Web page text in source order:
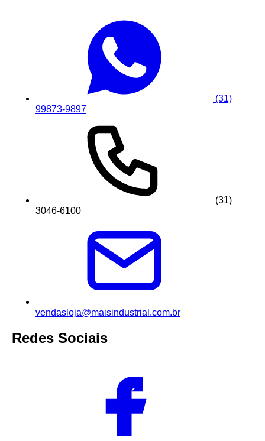
(31)
99873-9897
(31)
3046-6100
vendasloja@maisindustrial.com.br
Redes Sociais